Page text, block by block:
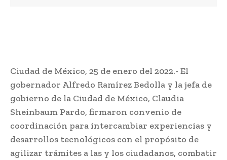
Ciudad de México, 25 de enero del 2022.- El
gobernador Alfredo Ramírez Bedolla y la jefa de
gobierno de la Ciudad de México, Claudia
Sheinbaum Pardo, firmaron convenio de
coordinación para intercambiar experiencias y
desarrollos tecnológicos con el propósito de
agilizar trámites a las y los ciudadanos, combatir